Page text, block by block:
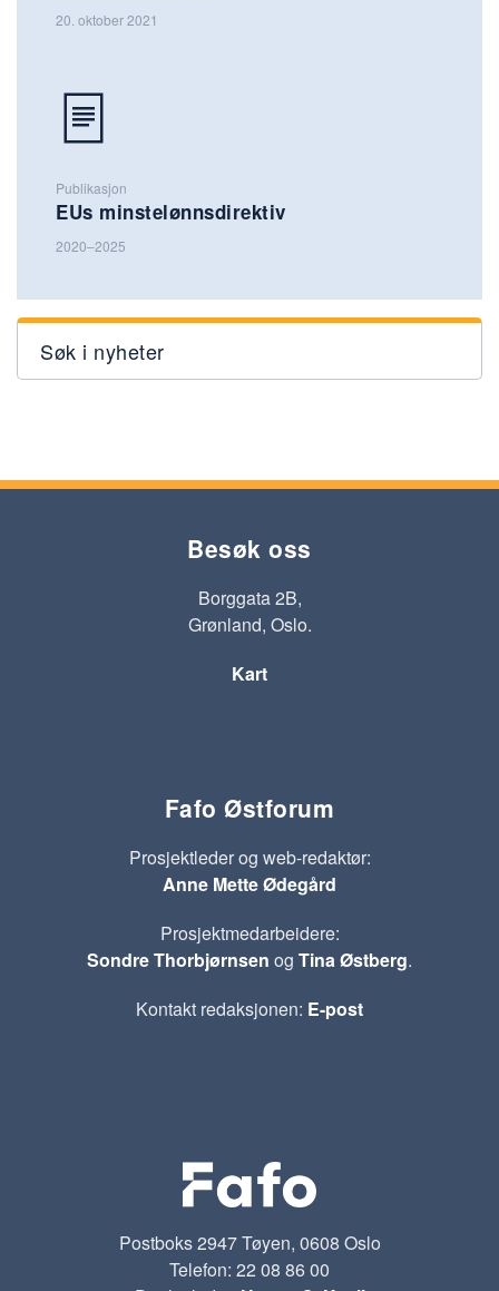
20. oktober 2021
Publikasjon
EUs minstelønnsdirektiv
2020–2025
Søk i nyheter
Besøk oss
Borggata 2B,
Grønland, Oslo.
Kart
Fafo Østforum
Prosjektleder og web-redaktør:
Anne Mette Ødegård
Prosjektmedarbeidere:
Sondre Thorbjørnsen og Tina Østberg.
Kontakt redaksjonen: E-post
Postboks 2947 Tøyen, 0608 Oslo
Telefon: 22 08 86 00